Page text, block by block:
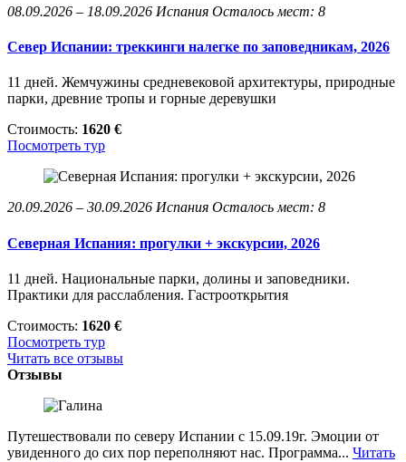
08.09.2026 – 18.09.2026 Испания Осталось мест: 8
Север Испании: треккинги налегке по заповедникам, 2026
11 дней. Жемчужины средневековой архитектуры, природные
парки, древние тропы и горные деревушки
Стоимость: 1620 €
Посмотреть тур
20.09.2026 – 30.09.2026 Испания Осталось мест: 8
Северная Испания: прогулки + экскурсии, 2026
11 дней. Национальные парки, долины и заповедники.
Практики для расслабления. Гастрооткрытия
Стоимость: 1620 €
Посмотреть тур
Читать все отзывы
Отзывы
Путешествовали по северу Испании с 15.09.19г. Эмоции от
увиденного до сих пор переполняют нас. Программа... Читать